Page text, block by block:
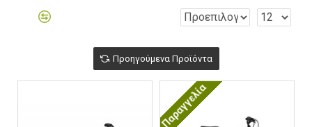
Προηγούμενα Προϊόντα
Παραγγελία